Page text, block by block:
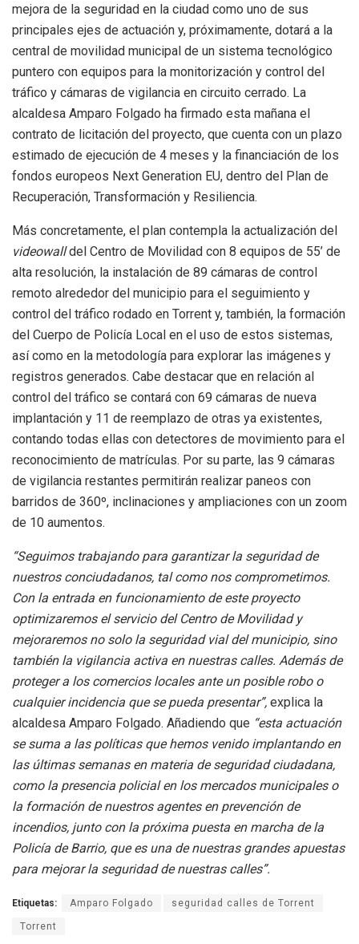
mejora de la seguridad en la ciudad como uno de sus
principales ejes de actuación y, próximamente, dotará a la
central de movilidad municipal de un sistema tecnológico
puntero con equipos para la monitorización y control del
tráfico y cámaras de vigilancia en circuito cerrado. La
alcaldesa Amparo Folgado ha firmado esta mañana el
contrato de licitación del proyecto, que cuenta con un plazo
estimado de ejecución de 4 meses y la financiación de los
fondos europeos Next Generation EU, dentro del Plan de
Recuperación, Transformación y Resiliencia.
Más concretamente, el plan contempla la actualización del
videowalldel Centro de Movilidad con 8 equipos de 55’ de
alta resolución, la instalación de 89 cámaras de control
remoto alrededor del municipio para el seguimiento y
control del tráfico rodado en Torrent y, también, la formación
del Cuerpo de Policía Local en el uso de estos sistemas,
así como en la metodología para explorar las imágenes y
registros generados. Cabe destacar que en relación al
control del tráfico se contará con 69 cámaras de nueva
implantación y 11 de reemplazo de otras ya existentes,
contando todas ellas con detectores de movimiento para el
reconocimiento de matrículas. Por su parte, las 9 cámaras
de vigilancia restantes permitirán realizar paneos con
barridos de 360º, inclinaciones y ampliaciones con un zoom
de 10 aumentos.
“Seguimos trabajando para garantizar la seguridad de
nuestros conciudadanos, tal como nos comprometimos.
Con la entrada en funcionamiento de este proyecto
optimizaremos el servicio del Centro de Movilidad y
mejoraremos no solo la seguridad vial del municipio, sino
también la vigilancia activa en nuestras calles. Además de
proteger a los comercios locales ante un posible robo o
cualquier incidencia que se pueda presentar”, explica la
alcaldesa Amparo Folgado. Añadiendo que “esta actuación
se suma a las políticas que hemos venido implantando en
las últimas semanas en materia de seguridad ciudadana,
como la presencia policial en los mercados municipales o
la formación de nuestros agentes en prevención de
incendios, junto con la próxima puesta en marcha de la
Policía de Barrio, que es una de nuestras grandes apuestas
para mejorar la seguridad de nuestras calles”.
Etiquetas: Amparo Folgado seguridad calles de Torrent
Torrent